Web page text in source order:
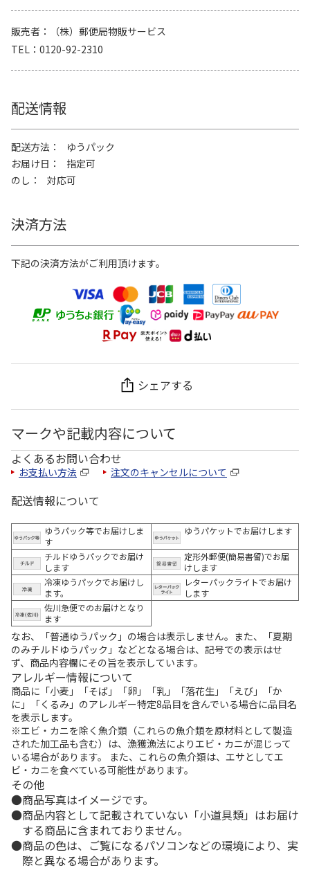
販売者
（株）郵便局物販サービス
TEL
0120-92-2310
配送情報
配送方法
ゆうパック
お届け日
指定可
のし
対応可
決済方法
下記の決済方法がご利用頂けます。
シェアする
マークや記載内容について
よくあるお問い合わせ
お支払い方法 注文のキャンセルについて
配送情報について
ゆうパック等でお届けしま
す
ゆうパケットでお届けします
チルドゆうパックでお届け
します
定形外郵便(簡易書留)でお届
けします
冷凍ゆうパックでお届けし
ます。
レターパックライトでお届け
します
佐川急便でのお届けとなり
ます
なお、「普通ゆうパック」の場合は表示しません。また、「夏期
のみチルドゆうパック」などとなる場合は、記号での表示はせ
ず、商品内容欄にその旨を表示しています。
アレルギー情報について
商品に「小麦」「そば」「卵」「乳」「落花生」「えび」「か
に」「くるみ」のアレルギー特定8品目を含んでいる場合に品目名
を表示します。
※エビ・カニを除く魚介類（これらの魚介類を原材料として製造
された加工品も含む）は、漁獲漁法によりエビ・カニが混じって
いる場合があります。 また、これらの魚介類は、エサとしてエ
ビ・カニを食べている可能性があります。
その他
商品写真はイメージです。
商品内容として記載されていない「小道具類」はお届け
する商品に含まれておりません。
商品の色は、ご覧になるパソコンなどの環境により、実
際と異なる場合があります。